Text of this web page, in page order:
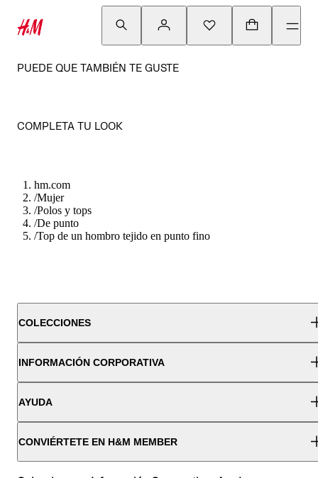
PUEDE QUE TAMBIÉN TE GUSTE
COMPLETA TU LOOK
hm.com
/Mujer
/Polos y tops
/De punto
/Top de un hombro tejido en punto fino
COLECCIONES
INFORMACIÓN CORPORATIVA
AYUDA
CONVIÉRTETE EN H&M MEMBER